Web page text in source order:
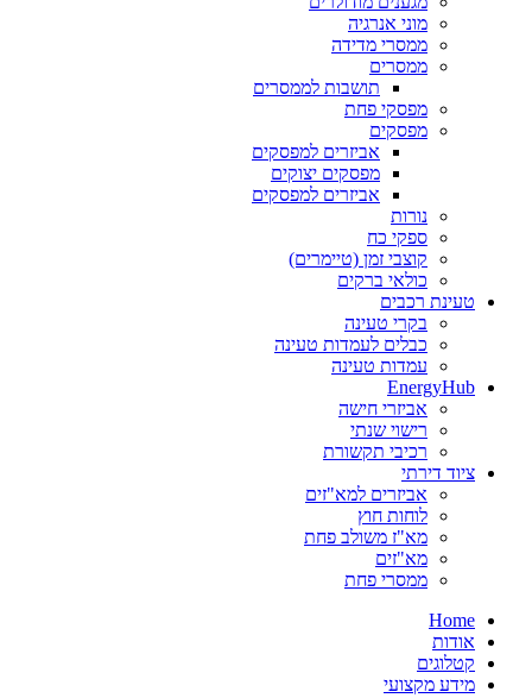
מוני אנרגיה
ממסרי מדידה
ממסרים
תושבות לממסרים
מפסקי פחת
מפסקים
אביזרים למפסקים
מפסקים יצוקים
אביזרים למפסקים
נורות
ספקי כח
קוצבי זמן (טיימרים)
כולאי ברקים
טעינת רכבים
בקרי טעינה
כבלים לעמדות טעינה
עמדות טעינה
EnergyHub
אביזרי חישה
רישוי שנתי
רכיבי תקשורת
ציוד דירתי
אביזרים למא"זים
לוחות חוץ
מא"ז משולב פחת
מא"זים
ממסרי פחת
Home
אודות
קטלוגים
מידע מקצועי